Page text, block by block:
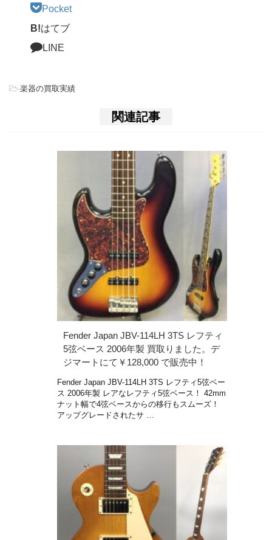
Pocket
B!はてブ
LINE
-楽器の買取実績
関連記事
Fender Japan JBV-114LH 3TS レフティ
5弦ベース 2006年製 買取りました。デ
ジマートにて￥128,000 で販売中！
Fender Japan JBV-114LH 3TS レフティ5弦ベー
ス 2006年製 レアなレフティ5弦ベース！ 42mm
ナット幅で4弦ベースからの移行もスムーズ！
アップグレードされたサ …